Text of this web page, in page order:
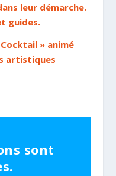
leur démarche.
guides.
» animé
artistiques
sont